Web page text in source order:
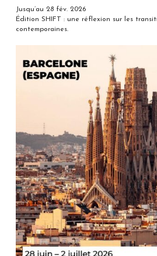
Jusqu’au 28 fév. 2026
Édition SHIFT : une réflexion sur les
contemporaines.